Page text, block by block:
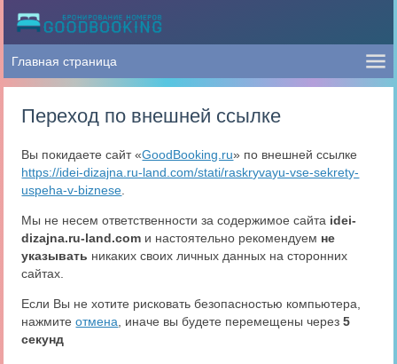
Переход по внешней ссылке
Вы покидаете сайт «GoodBooking.ru» по внешней ссылке
https://idei-dizajna.ru-land.com/stati/raskryvayu-vse-sekrety-
uspeha-v-biznese
Мы не несем ответственности за содержимое сайта idei-
dizajna.ru-land.com и настоятельно рекомендуем не
указывать никаких своих личных данных на сторонних
сайтах.
Если Вы не хотите рисковать безопасностью компьютера,
нажмитеотмена , иначе вы будете перемещены через5
секунд